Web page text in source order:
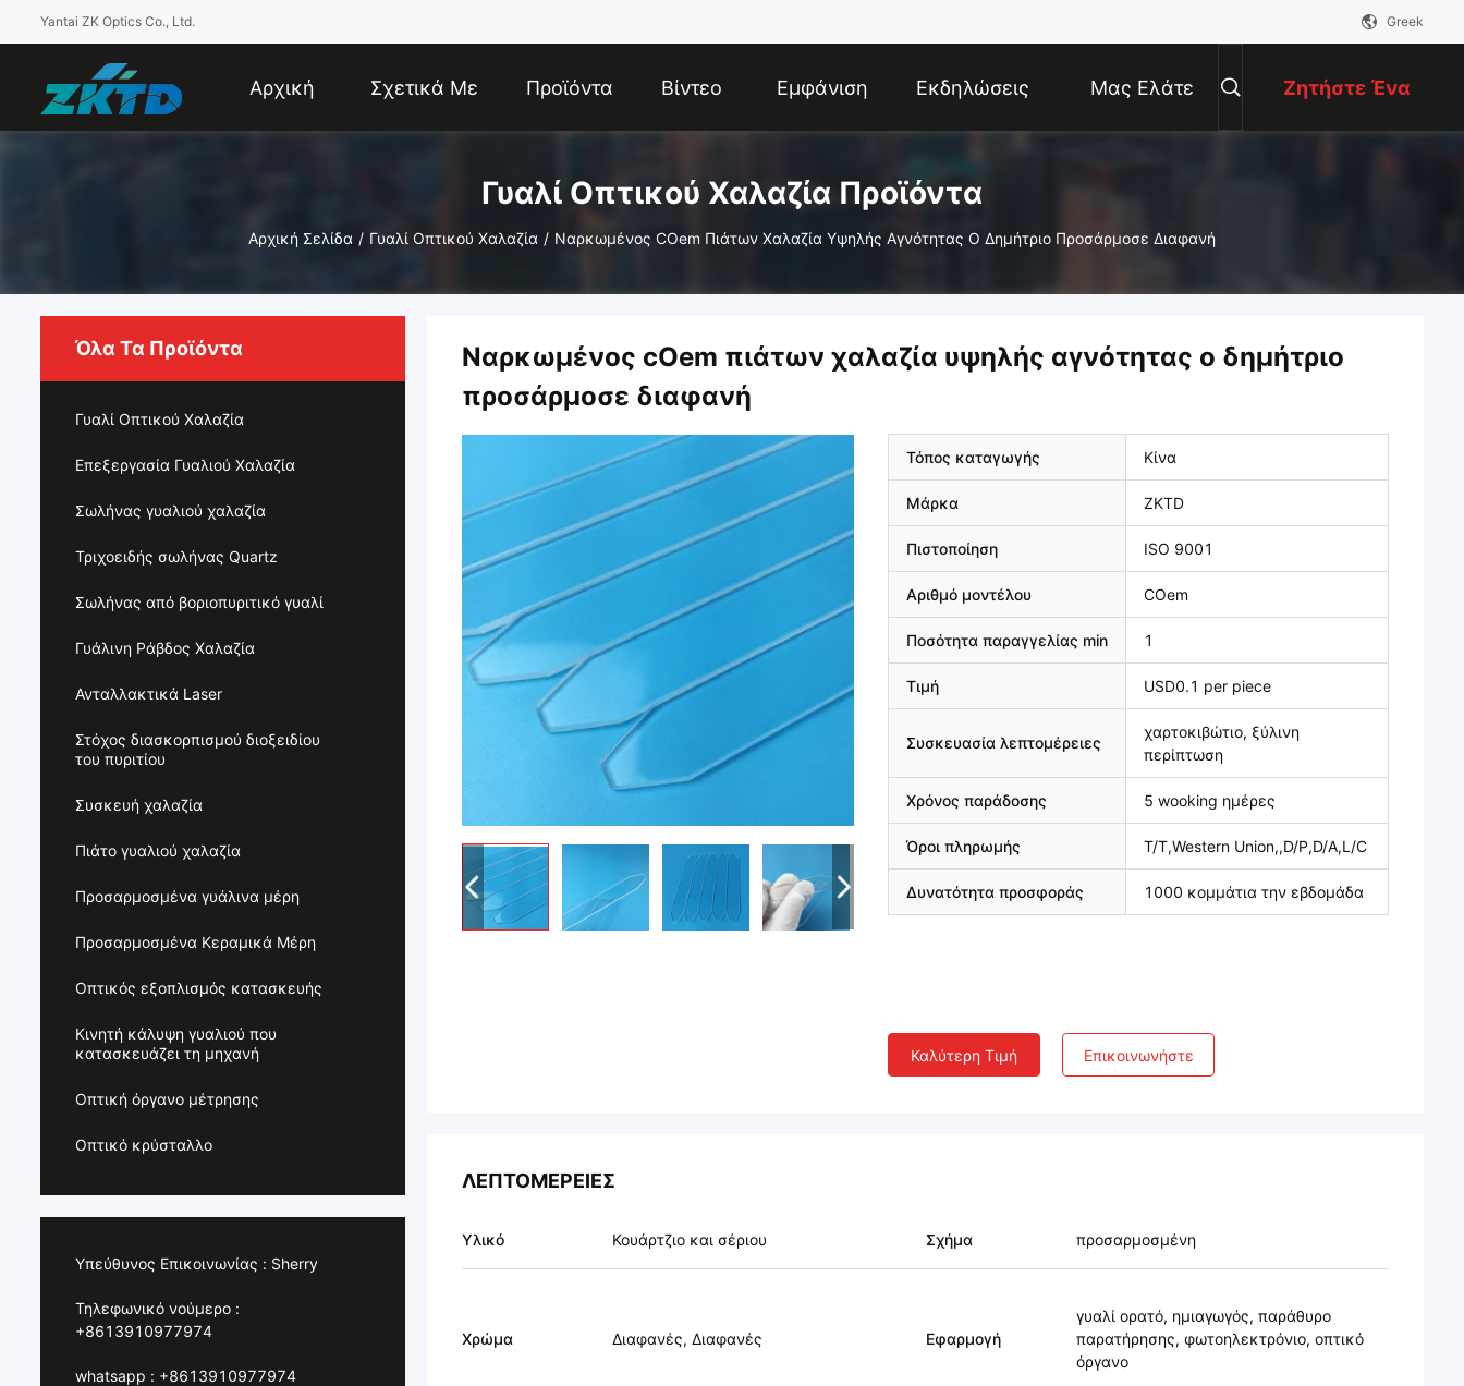
Yantai ZK Optics Co., Ltd. Greek
Αρχική Σχετικά Με Προϊόντα Βίντεο Εμφάνιση Εκδηλώσεις Μας Ελάτε Ζητήστε Ένα
Γυαλί Οπτικού Χαλαζία Προϊόντα
Αρχική Σελίδα / Γυαλί Οπτικού Χαλαζία / Ναρκωμένος COem Πιάτων Χαλαζία Υψηλής Αγνότητας Ο Δημήτριο Προσάρμοσε Διαφανή
Όλα Τα Προϊόντα
Γυαλί Οπτικού Χαλαζία
Επεξεργασία Γυαλιού Χαλαζία
Σωλήνας γυαλιού χαλαζία
Τριχοειδής σωλήνας Quartz
Σωλήνας από βοριοπυριτικό γυαλί
Γυάλινη Ράβδος Χαλαζία
Ανταλλακτικά Laser
Στόχος διασκορπισμού διοξειδίου
του πυριτίου
Συσκευή χαλαζία
Πιάτο γυαλιού χαλαζία
Προσαρμοσμένα γυάλινα μέρη
Προσαρμοσμένα Κεραμικά Μέρη
Οπτικός εξοπλισμός κατασκευής
Κινητή κάλυψη γυαλιού που
κατασκευάζει τη μηχανή
Οπτική όργανο μέτρησης
Οπτικό κρύσταλλο
Υπεύθυνος Επικοινωνίας : Sherry
Τηλεφωνικό νούμερο :
+8613910977974
whatsapp : +8613910977974
Ναρκωμένος cOem πιάτων χαλαζία υψηλής αγνότητας ο δημήτριο
προσάρμοσε διαφανή
Τόπος καταγωγής Κίνα
Μάρκα ZKTD
Πιστοποίηση ISO 9001
Αριθμό μοντέλου COem
Ποσότητα παραγγελίας min 1
Τιμή USD0.1 per piece
Συσκευασία λεπτομέρειες
χαρτοκιβώτιο, ξύλινη
περίπτωση
Χρόνος παράδοσης 5 wooking ημέρες
Όροι πληρωμής T/T,Western Union,,D/P,D/A,L/C
Δυνατότητα προσφοράς 1000 κομμάτια την εβδομάδα
Καλύτερη Τιμή Επικοινωνήστε
ΛΕΠΤΟΜΈΡΕΙΕΣ
Υλικό Κουάρτζιο και σέριου Σχήμα προσαρμοσμένη
Χρώμα Διαφανές, Διαφανές Εφαρμογή
γυαλί ορατό, ημιαγωγός, παράθυρο
παρατήρησης, φωτοηλεκτρόνιο, οπτικό
όργανο